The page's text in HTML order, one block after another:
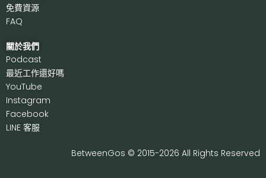
免費資源
FAQ
關於我們
Podcast
最近工作還好嗎
YouTube
Instagram
Facebook
LINE 客服
BetweenGos © 2015-2026 All Rights Reserved